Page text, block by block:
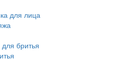
для лица
бритья